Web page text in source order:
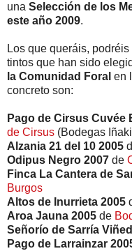
una Selección de los
este año 2009.
Los que queráis,
tintos que han sido
la Comunidad Foral en
concreto son:
Pago de Cirsus Cuvée
de Cirsus (Bodegas
Alzania 21 del 10 2005
Odipus Negro 2007 de
Finca La Cantera de
Burgos
Altos de Inurrieta 2005
Aroa Jauna 2005 de
Señorío de Sarría
Pago de Larrainzar